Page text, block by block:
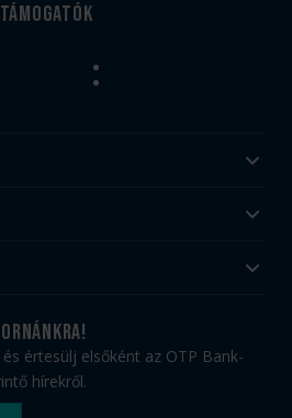
Támogatók
értesülj elsőként az OTP Bank-
hírekről.